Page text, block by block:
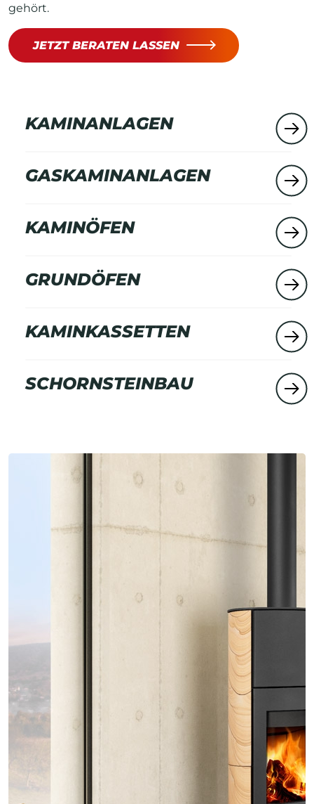
gehört.
JETZT BERATEN LASSEN
KAMINANLAGEN
GASKAMINANLAGEN
KAMINÖFEN
GRUNDÖFEN
KAMINKASSETTEN
SCHORNSTEINBAU